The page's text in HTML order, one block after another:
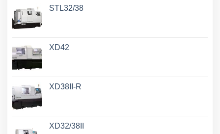
STL32/38
XD42
XD38II-R
XD32/38II